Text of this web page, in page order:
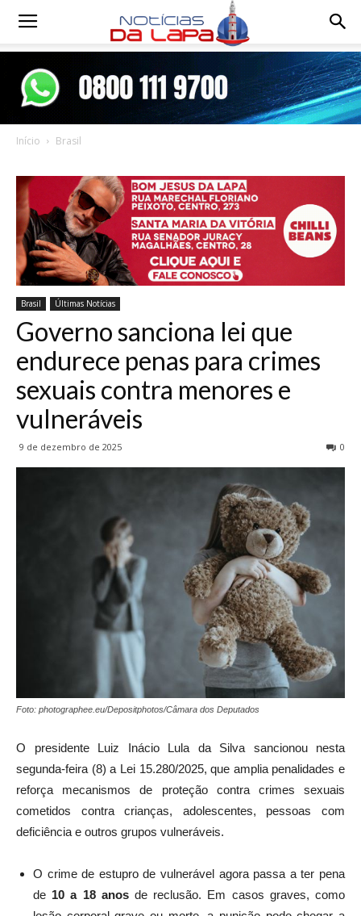
Notícias
Início Brasil
Brasil Últimas Notícias
Governo sanciona lei que
endurece penas para crimes
sexuais contra menores e
vulneráveis
9 de dezembro de 2025 0
Foto: photographee.eu/Depositphotos/Câmara dos Deputados
O presidente Luiz Inácio Lula da Silva sancionou nesta
segunda-feira (8) a Lei 15.280/2025, que amplia penalidades e
reforça mecanismos de proteção contra crimes sexuais
cometidos contra crianças, adolescentes, pessoas com
deficiência e outros grupos vulneráveis.
O crime de estupro de vulnerável agora passa a ter pena
de 10 a 18 anosde reclusão. Em casos graves, como